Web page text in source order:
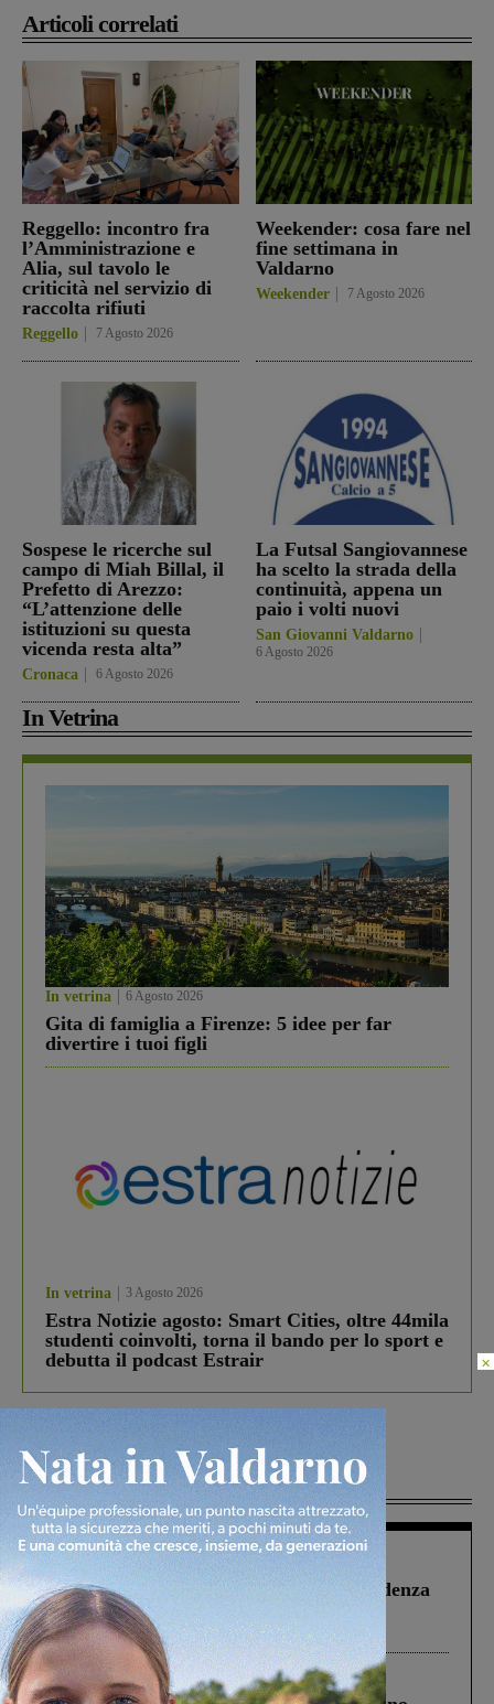
Articoli correlati
Reggello: incontro fra
l’Amministrazione e
Alia, sul tavolo le
criticità nel servizio di
raccolta rifiuti
Reggello 7 Agosto 2026
Weekender: cosa fare nel
fine settimana in
Valdarno
Weekender 7 Agosto 2026
Sospese le ricerche sul
campo di Miah Billal, il
Prefetto di Arezzo:
“L’attenzione delle
istituzioni su questa
vicenda resta alta”
Cronaca 6 Agosto 2026
La Futsal Sangiovannese
ha scelto la strada della
continuità, appena un
paio i volti nuovi
San Giovanni Valdarno
6 Agosto 2026
In Vetrina
In vetrina 6 Agosto 2026
Gita di famiglia a Firenze: 5 idee per far
divertire i tuoi figli
In vetrina 3 Agosto 2026
Estra Notizie agosto: Smart Cities, oltre 44mila
studenti coinvolti, torna il bando per lo sport e
debutta il podcast Estrair
Più lette
Figline Incisa Valdarno 1 Agosto 2026
Piscina di Figline finanziata oltre la scadenza
Pnrr, il gruppo di Fratelli d’Italia: “Un
ringraziamento al Governo”
Cronaca 4 Agosto 2026
×